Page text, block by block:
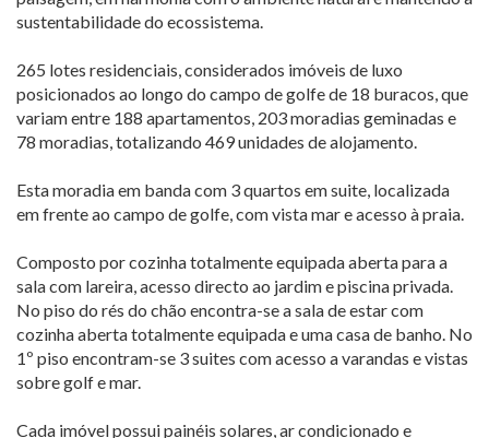
sustentabilidade do ecossistema.
265 lotes residenciais, considerados imóveis de luxo
posicionados ao longo do campo de golfe de 18 buracos, que
variam entre 188 apartamentos, 203 moradias geminadas e
78 moradias, totalizando 469 unidades de alojamento.
Esta moradia em banda com 3 quartos em suite, localizada
em frente ao campo de golfe, com vista mar e acesso à praia.
Composto por cozinha totalmente equipada aberta para a
sala com lareira, acesso directo ao jardim e piscina privada.
No piso do rés do chão encontra-se a sala de estar com
cozinha aberta totalmente equipada e uma casa de banho. No
1º piso encontram-se 3 suites com acesso a varandas e vistas
sobre golf e mar.
Cada imóvel possui painéis solares, ar condicionado e